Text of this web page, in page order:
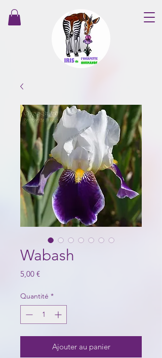
Wabash
5,00 €Prix
Quantité *
Ajouter au panier